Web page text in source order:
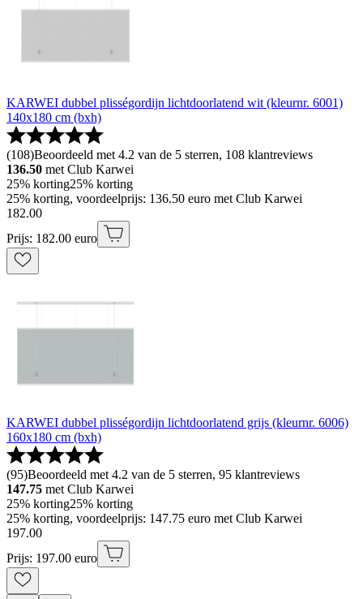
KARWEI dubbel plisségordijn lichtdoorlatend wit (kleurnr. 6001)
140x180 cm (bxh)
(108)Beoordeeld met 4.2 van de 5 sterren, 108 klantreviews
136.50 met Club Karwei
25% korting25% korting
25% korting, voordeelprijs: 136.50 euro met Club Karwei
182.00
Prijs: 182.00 euro
KARWEI dubbel plisségordijn lichtdoorlatend grijs (kleurnr. 6006)
160x180 cm (bxh)
(95)Beoordeeld met 4.2 van de 5 sterren, 95 klantreviews
147.75 met Club Karwei
25% korting25% korting
25% korting, voordeelprijs: 147.75 euro met Club Karwei
197.00
Prijs: 197.00 euro